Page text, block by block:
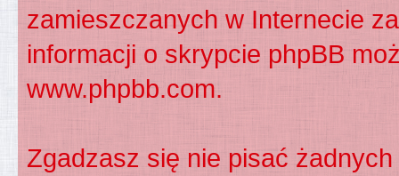
zamieszczanych w Internecie
informacji o skrypcie phpBB
www.phpbb.com.
Zgadzasz się nie pisać